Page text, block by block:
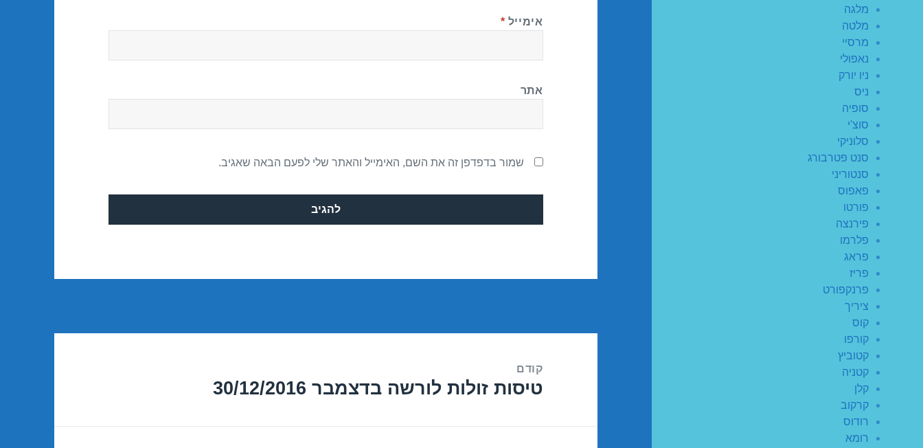
מלגה
מלטה
מרסיי
נאפולי
ניו יורק
ניס
סופיה
סוצ'י
סלוניקי
סנט פטרבורג
סנטוריני
פאפוס
פורטו
פירנצה
פלרמו
פראג
פריז
פרנקפורט
ציריך
קוס
קורפו
קטוביץ
קטניה
קלן
קרקוב
רודוס
רומא
אימייל *
אתר
שמור בדפדפן זה את השם, האימייל והאתר שלי לפעם הבאה שאגיב.
קודם
הפוסט
טיסות זולות לורשה בדצמבר 30/12/2016